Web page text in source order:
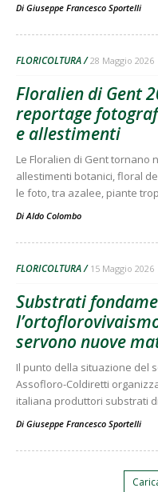
Di Giuseppe Francesco Sportelli
FLORICOLTURA 28 Maggio 2026
Floralien di Gent
reportage
e allestimenti
Le Floralien di Gent tornano
allestimenti botanici, floral
le foto, tra azalee, piante
DiAldo Colombo
FLORICOLTURA 15 Maggio 2026
Substrati
servono nuove
Il punto della situazione del
Assofloro-Coldiretti
italiana produttori substrati
Di Giuseppe Francesco Sportelli